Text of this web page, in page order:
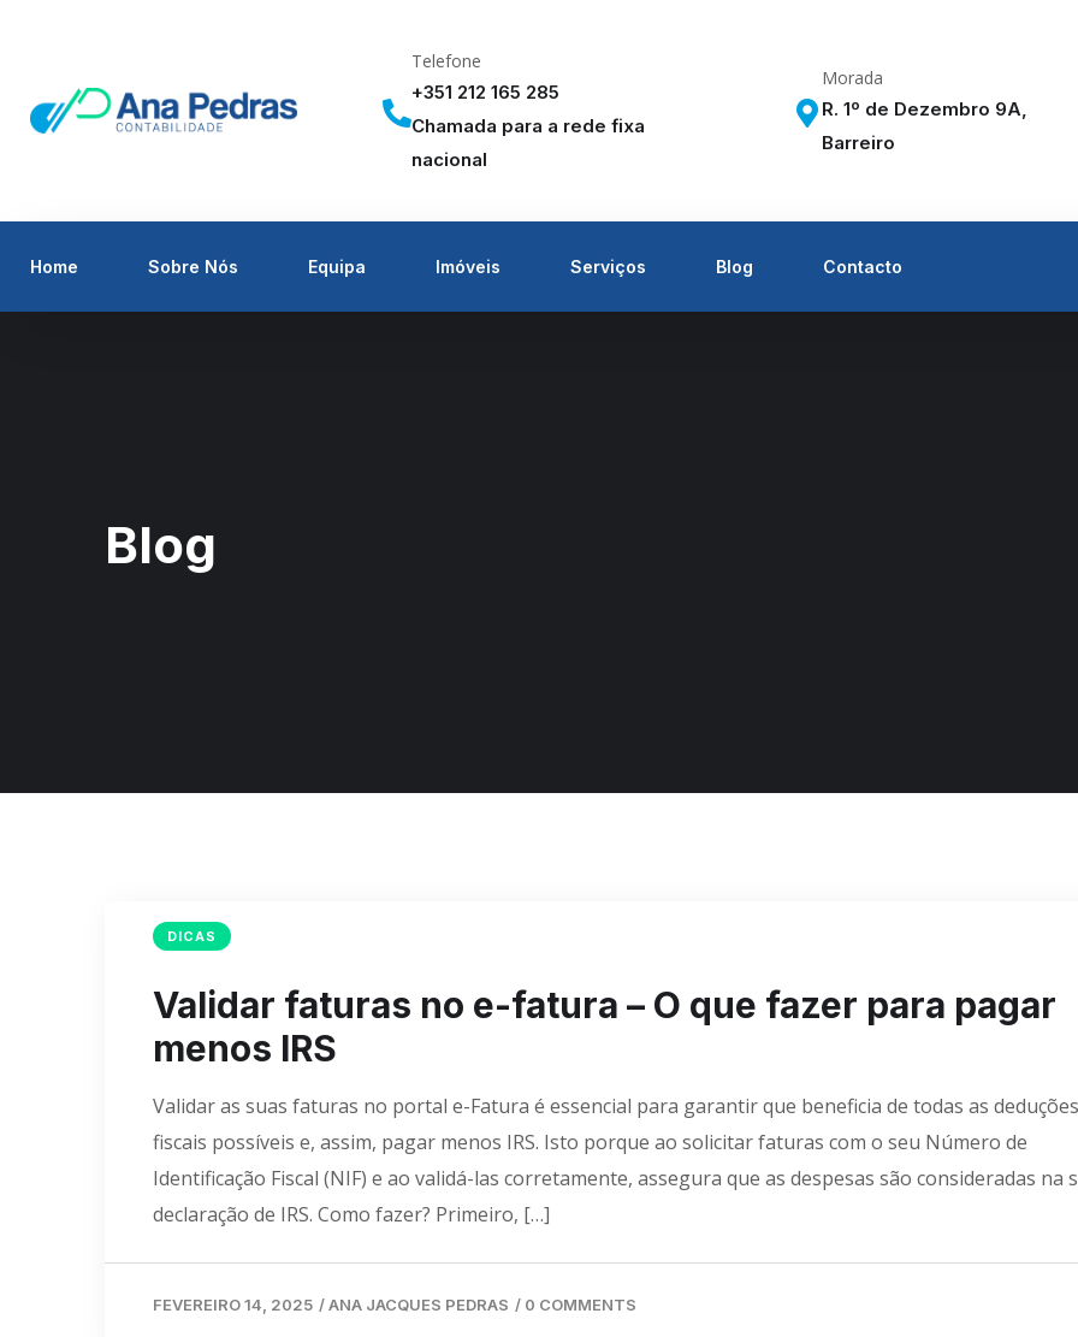
Telefone
+351 212 165 285
Chamada para a rede fixa
nacional
Morada
R. 1º de Dezembro 9A,
Barreiro
Home Sobre Nós Equipa Imóveis Serviços Blog Contacto
Blog
DICAS
Validar faturas no e-fatura – O que fazer para pagar
menos IRS
Validar as suas faturas no portal e-Fatura é essencial para garantir que beneficia de todas as deduções
fiscais possíveis e, assim, pagar menos IRS. Isto porque ao solicitar faturas com o seu Número de
Identificação Fiscal (NIF) e ao validá-las corretamente, assegura que as despesas são consideradas na
declaração de IRS. Como fazer? Primeiro, […]
FEVEREIRO 14, 2025 /ANA JACQUES PEDRAS / 0 COMMENTS